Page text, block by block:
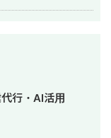
た。この経験か
る「売るものを
める」の工程全
高いので、様々
連携がとりやす
は2026年5月
で累計企業導入
行・AI活用